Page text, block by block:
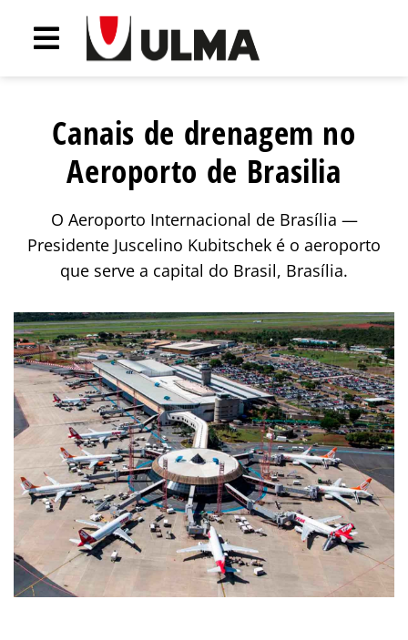
Canais de drenagem no
Aeroporto de Brasilia
O Aeroporto Internacional de Brasília —
Presidente Juscelino Kubitschek é o aeroporto
que serve a capital do Brasil, Brasília.